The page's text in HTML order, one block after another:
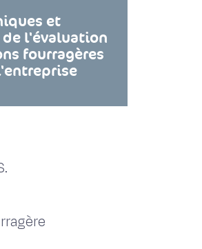
et
l'évaluation
fourragères